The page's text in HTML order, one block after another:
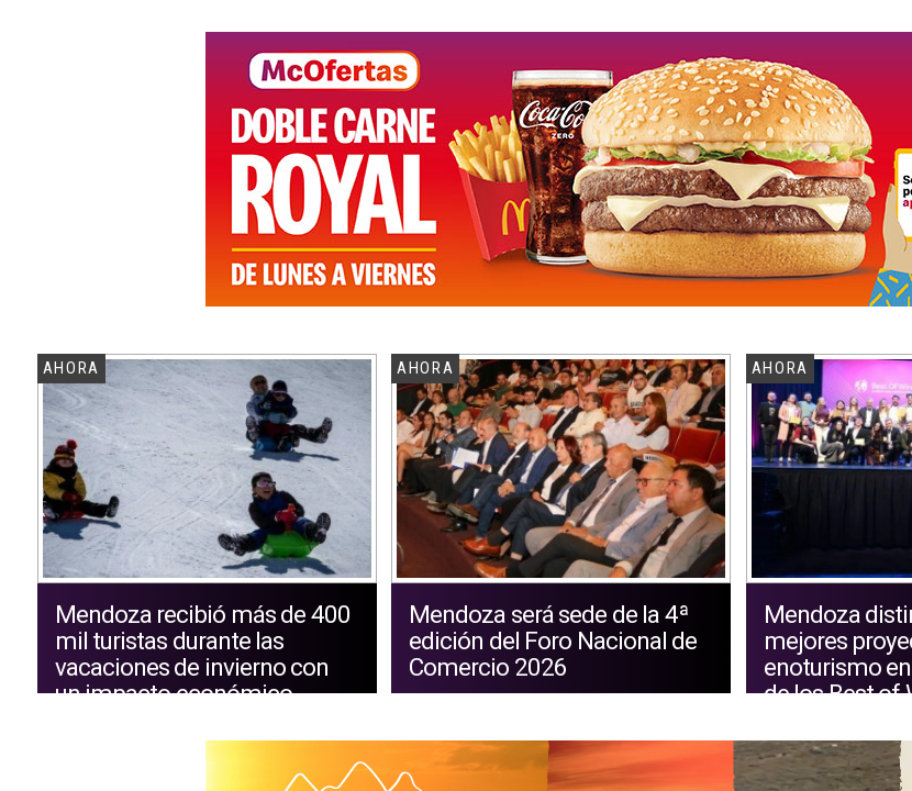
AHORA
Mendoza
mejores
enoturismo
de los Best of
AHORA
Mendoza será sede de la 4ª
edición del Foro Nacional de
Comercio 2026
AHORA
Mendoza recibió más de 400
mil turistas durante las
vacaciones de invierno con
un impacto económico